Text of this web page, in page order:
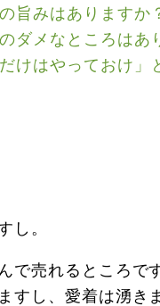
旨みはありますか
ダメなところはあ
けはやっておけ
し。
で売れるところで
すし、愛着は湧き